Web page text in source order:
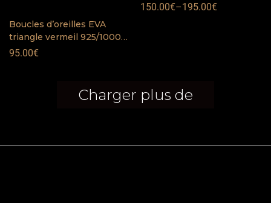
Boucles d’oreilles EVA
triangle vermeil 925/1000
Plaqué Or
95.00€
150.00€–195.00€
Charger plus de